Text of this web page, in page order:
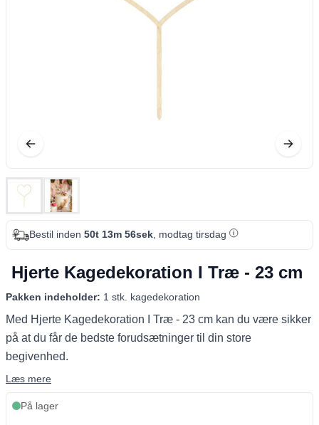
Bestil inden 50t 13m 55sek, modtag tirsdag
Hjerte Kagedekoration I Træ - 23 cm
Pakken indeholder: 1 stk. kagedekoration
Med Hjerte Kagedekoration I Træ - 23 cm kan du være sikker
på at du får de bedste forudsætninger til din store
begivenhed.
Læs mere
På lager